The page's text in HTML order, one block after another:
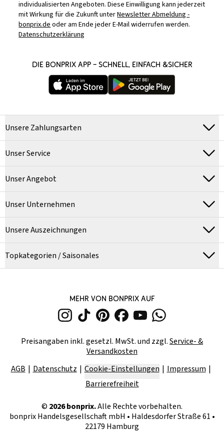
individualisierten Angeboten. Diese Einwilligung kann jederzeit
mit Wirkung für die Zukunft unterNewsletter Abmeldung -
bonprix.deoder am Ende jeder E-Mail widerrufen werden.
Datenschutzerklärung
DIE BONPRIX APP – SCHNELL, EINFACH &SICHER
Unsere Zahlungsarten
Unser Service
Unser Angebot
Unser Unternehmen
Unsere Auszeichnungen
Topkategorien / Saisonales
MEHR VON BONPRIX AUF
Preisangaben inkl. gesetzl. MwSt. und zzgl.Service- &
Versandkosten
AGB
Datenschutz Cookie-Einstellungen
Impressum
Barrierefreiheit
© 2026bonprix.Alle Rechte vorbehalten.
bonprix Handelsgesellschaft mbH • Haldesdorfer Straße 61 •
22179 Hamburg